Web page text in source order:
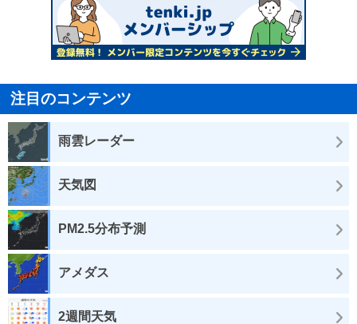
注目のコンテンツ
雨雲レーダー
天気図
PM2.5分布予測
アメダス
2週間天気